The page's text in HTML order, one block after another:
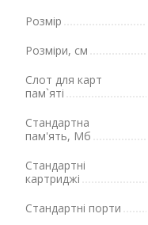
Розмір
Розміри, см
Слот для карт
пам`яті
Стандартна
пам'ять, Мб
Стандартні
картриджі
Стандартні порти